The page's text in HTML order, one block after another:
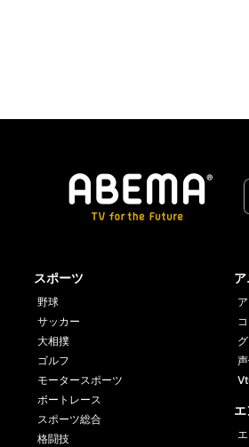
スポーツ
野球
サッカー
大相撲
ゴルフ
モータースポーツ
ボートレース
スポーツ総合
格闘技
ア
エ